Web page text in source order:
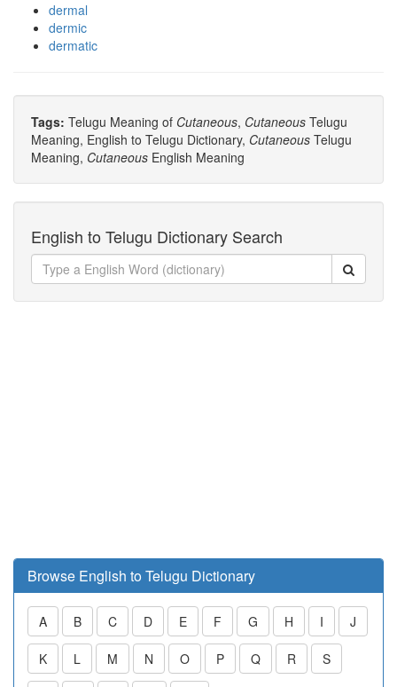
dermal
dermic
dermatic
Tags: Telugu Meaning of Cutaneous, Cutaneous Telugu
Meaning, English to Telugu Dictionary, Cutaneous Telugu
Meaning, Cutaneous English Meaning
English to Telugu Dictionary Search
Browse English to Telugu Dictionary
A B C D E F G H I J
K L M N O P Q R S